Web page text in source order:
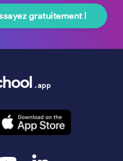
gratuitement !
.app